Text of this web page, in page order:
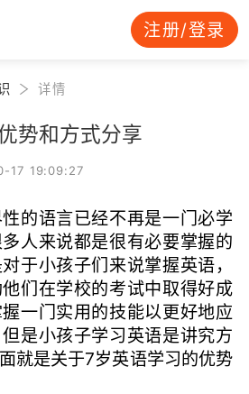
注册/登录
详情
势和方式分享
17 19:09:27
的语言已经不再是一门必学
人来说都是很有必要掌握的
于小孩子们来说掌握英语，
们在学校的考试中取得好成
一门实用的技能以更好地应
是小孩子学习英语是讲究方
就是关于7岁英语学习的优势